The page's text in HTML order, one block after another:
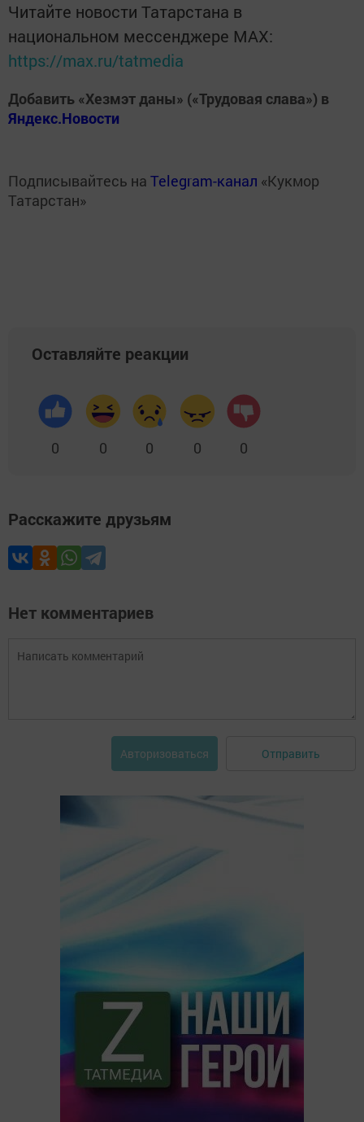
Читайте новости Татарстана в
национальном мессенджере MАХ:
https://max.ru/tatmedia
Добавить «Хезмэт даны» («Трудовая слава») в
Яндекс.Новости
Подписывайтесь на Telegram-канал «Кукмор
Татарстан»
Оставляйте реакции
0 0 0 0 0
Расскажите друзьям
Нет комментариев
Авторизоваться Отправить